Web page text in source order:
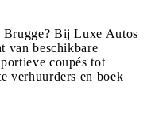
Brugge? Bij Luxe Autos
van beschikbare
coupés tot
verhuurders en boek